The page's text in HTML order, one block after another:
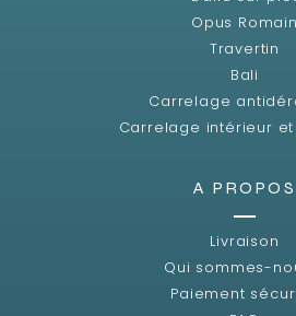
Opus Romain
Travertin
Bali
Carrelage
Carrelage intérieur
A PROPOS
Livraison
Qui sommes-
Paiement